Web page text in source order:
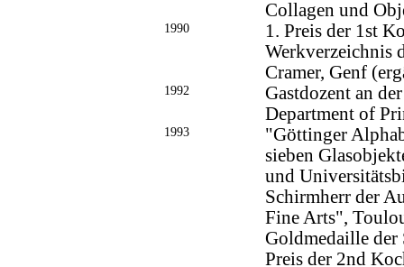
Collagen und
1990
1. Preis der 1st
Werkverzeichnis
Cramer, Genf
1992
Gastdozent an
Department of
1993
"Göttinger
sieben
und
Schirmherr der
Fine Arts",
Goldmedaille der
Preis der 2nd